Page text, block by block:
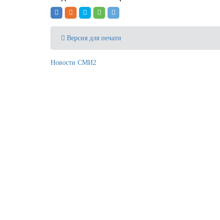
Версия для печати
Новости СМИ2